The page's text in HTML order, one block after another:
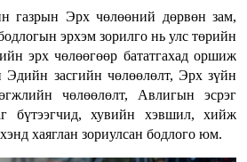
газрын Эрх чөлөөний дөрвөн зам,
эрхэм зорилго нь улс төрийн
эрх чөлөөгөөр бататгахад оршиж
Эдийн засгийн чөлөөлөлт, Эрх зүйн
чөлөөлөлт, Авлигын эсрэг
бүтээгчид, хувийн хэвшил, хийж
хаяглан зориулсан бодлого юм.